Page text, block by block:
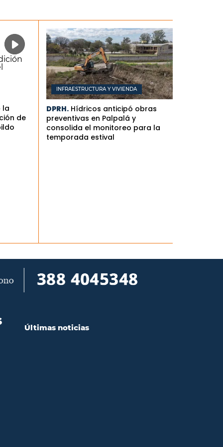
la
de
INFRAESTRUCTURA Y VIVIENDA
DPRH. Hídricos anticipó obras
preventivas en Palpalá y
consolida el monitoreo para la
temporada estival
Últimas noticias